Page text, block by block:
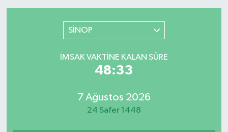
SİNOP
İMSAK VAKTINE KALAN SÜRE
48:33
7 Ağustos 2026
24 Safer 1448
Magazin
Haber Arşivi